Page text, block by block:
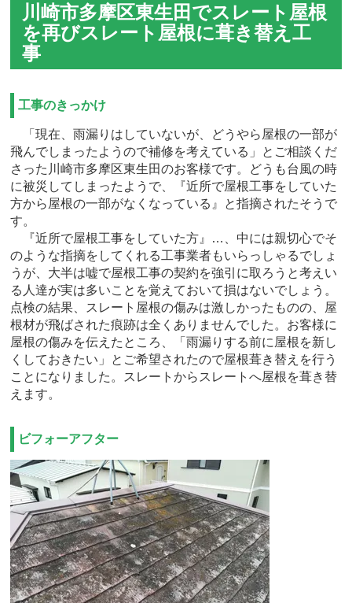
川崎市多摩区東生田でスレート屋根
を再びスレート屋根に葺き替え工
事
工事のきっかけ
「現在、雨漏りはしていないが、どうやら屋根の一部が
飛んでしまったようので補修を考えている」とご相談くだ
さった川崎市多摩区東生田のお客様です。どうも台風の時
に被災してしまったようで、『近所で屋根工事をしていた
方から屋根の一部がなくなっている』と指摘されたそうで
す。
『近所で屋根工事をしていた方』…、中には親切心でそ
のような指摘をしてくれる工事業者もいらっしゃるでしょ
うが、大半は嘘で屋根工事の契約を強引に取ろうと考えい
る人達が実は多いことを覚えておいて損はないでしょう。
点検の結果、スレート屋根の傷みは激しかったものの、屋
根材が飛ばされた痕跡は全くありませんでした。お客様に
屋根の傷みを伝えたところ、「雨漏りする前に屋根を新し
くしておきたい」とご希望されたので屋根葺き替えを行う
ことになりました。スレートからスレートへ屋根を葺き替
えます。
ビフォーアフター